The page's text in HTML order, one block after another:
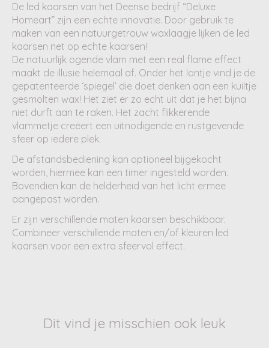
De led kaarsen van het Deense bedrijf “Deluxe
Homeart” zijn een echte innovatie. Door gebruik te
maken van een natuurgetrouw waxlaagje lijken de led
kaarsen net op echte kaarsen!
De natuurlijk ogende vlam met een real flame effect
maakt de illusie helemaal af. Onder het lontje vind je de
gepatenteerde ‘spiegel’ die doet denken aan een kuiltje
gesmolten wax! Het ziet er zo echt uit dat je het bijna
niet durft aan te raken. Het zacht flikkerende
vlammetje creëert een uitnodigende en rustgevende
sfeer op iedere plek.
De afstandsbediening kan optioneel bijgekocht
worden, hiermee kan een timer ingesteld worden.
Bovendien kan de helderheid van het licht ermee
aangepast worden.
Er zijn verschillende maten kaarsen beschikbaar.
Combineer verschillende maten en/of kleuren led
kaarsen voor een extra sfeervol effect.
Dit vind je misschien ook leuk